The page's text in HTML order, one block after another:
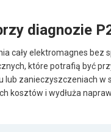
diagnozie
cały elektromagnes
które potrafią być
zanieczyszczeniach
kosztów i wydłuża